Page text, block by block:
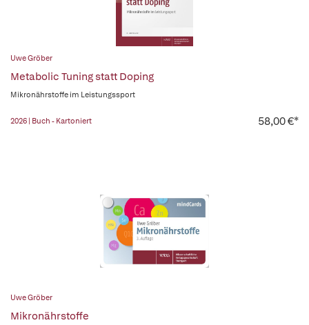
Uwe Gröber
Metabolic Tuning statt Doping
Mikronährstoffe im Leistungssport
2026 | Buch - Kartoniert 58,00 €*
Uwe Gröber
Mikronährstoffe